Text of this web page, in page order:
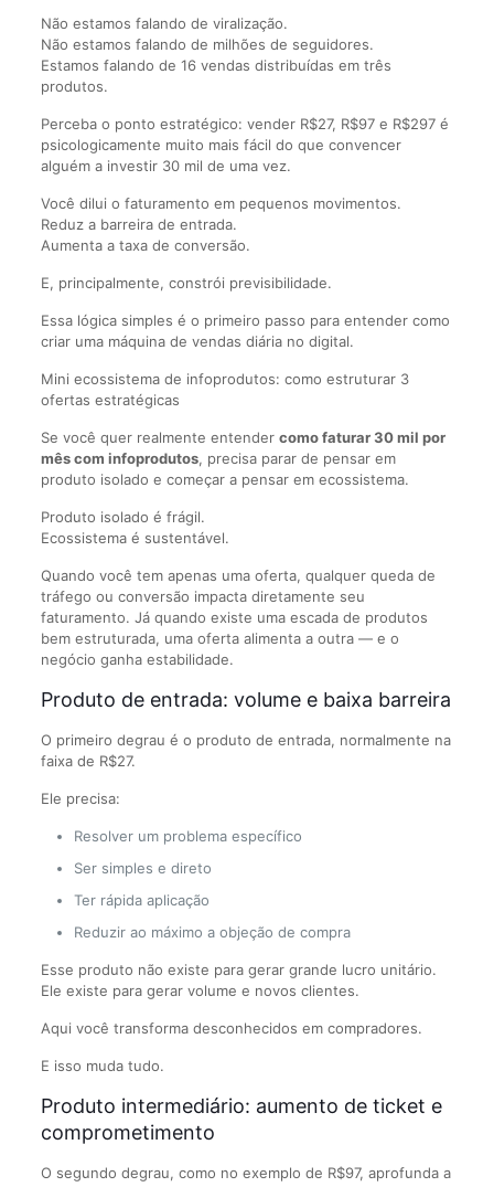
Não estamos falando de viralização.
Não estamos falando de milhões de seguidores.
Estamos falando de 16 vendas distribuídas em três
produtos.
Perceba o ponto estratégico: vender R$27, R$97 e R$297 é
psicologicamente muito mais fácil do que convencer
alguém a investir 30 mil de uma vez.
Você dilui o faturamento em pequenos movimentos.
Reduz a barreira de entrada.
Aumenta a taxa de conversão.
E, principalmente, constrói previsibilidade.
Essa lógica simples é o primeiro passo para entender como
criar uma máquina de vendas diária no digital.
Mini ecossistema de infoprodutos: como estruturar 3
ofertas estratégicas
Se você quer realmente entender como faturar 30 mil por
mês com infoprodutos, precisa parar de pensar em
produto isolado e começar a pensar em ecossistema.
Produto isolado é frágil.
Ecossistema é sustentável.
Quando você tem apenas uma oferta, qualquer queda de
tráfego ou conversão impacta diretamente seu
faturamento. Já quando existe uma escada de produtos
bem estruturada, uma oferta alimenta a outra — e o
negócio ganha estabilidade.
Produto de entrada: volume e baixa barreira
O primeiro degrau é o produto de entrada, normalmente na
faixa de R$27.
Ele precisa:
Resolver um problema específico
Ser simples e direto
Ter rápida aplicação
Reduzir ao máximo a objeção de compra
Esse produto não existe para gerar grande lucro unitário.
Ele existe para gerar volume e novos clientes.
Aqui você transforma desconhecidos em compradores.
E isso muda tudo.
Produto intermediário: aumento de ticket e
comprometimento
O segundo degrau, como no exemplo de R$97, aprofunda a